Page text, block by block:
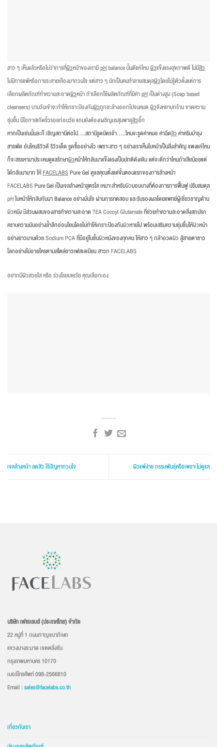
สาว ๆ เห็นแล้วหรือไม่ว่าการที่ผิวหน้าของเรามีpHbalance นั้นดีแค่ไหนผิวแข็งแรงสุขภาพดี ไม่มีสิว
ไม่มีการแพ้หรือการระคายเคืองมากวนใจ แต่สาว ๆ มักเป็นคนทำลายสมดุลผิวโดยไม่รู้ตัวตั้งแต่การ
เลือกผลิตภัณฑ์ทำความสะอาดผิวหน้า ถ้าเลือกใช้ผลิตภัณฑ์ที่มีค่าpHเป็นด่างสูง (Soap based
cleansers) นานวันเข้าจะทำให้เกราะป้องกันผิวถูกชะล้างออกไปจนหมด ผิวจึงหยาบกร้าน ขาดความ
ชุ่มชื้น มีโอกาสเกิดริ้วรอยก่อนวัย แถมยังต้องเผชิญมรสุมพายุสิวอี๊ก
หากเป็นเช่นนั้นละก็ เชิญสถานีต่อไป….สถานีรูดบัตรจ้า…..ไหนจะรูดค่าหมอ ค่าฉีดสิวค่าครีมบำรุง
สารพัด อันไหนรีวิวดี รีวิวเด็ด รูดซื้ออย่างไว เพราะสาว ๆ อย่างเราเห็นใบหน้าเป็นสิ่งสำคัญ แพงแค่ไหน
ก็จะสรรหามาประเคนดูแลรักษาผิวหน้าให้กลับมาแข็งแรงเป็นปกติดังเดิม แต่จะดีกว่าไหมถ้าเสียน้อยแต่
ได้กลับมามาก ให้FACELABSPure Gel ดูแลคุณตั้งแต่ขั้นตอนแรกของการล้างหน้า
FACELABSPure Gel เป็นเจลล้างหน้าสูตรใส เหมาะสำหรับผิวบอบบางที่ต้องการการฟื้นฟู ปรับสมดุล
pHใบหน้าให้กลับกับมา Balance อย่างมั่นใจ ผ่านการทดสอบ และรับรองผลโดยแพทย์ผู้เชี่ยวชาญด้าน
ผิวหนัง มีส่วนผสมของสารทำความสะอาด TEA Cocoyl Glutamateที่ช่วยทำความสะอาดสิ่งสกปรก
คราบความมันอย่างล้ำลึกอ่อนโยนโดยไม่ทำให้เกราะป้องกันผิวหายไป พร้อมเสริมความชุ่มชื้นให้ผิวหน้า
อย่างยาวนานด้วยSodium PCAที่มีอยู่ในชั้นผิวหนังของทุกคน ให้สาว ๆ กล้าอวดผิว สู้สายตาชาว
โลกอย่างไม่อายใครตามสไตล์ชาวเฟสเลเบียน สาวก FACELABS
อยากมีผิวสวยใส หรือ ร่วงโรยเลยวัย คุณเลือกเอง
เจลล้างหน้า ลดสิว ไร้ปัญหากวนใจ ผิวแพ้ง่าย กรรมพันธุ์หรือเพราะไม่ดูแล
บริษัท เฟซเเลบส์ (ประเทศไทย) จำกัด
22 หมู่ที่ 1 ถนนกาญจนาภิเษก
แขวงบางระมาด เขตตลิ่งชัน
กรุงเทพมหานคร 10170
เบอร์โทรศัพท์ 098-2566810
Email :sales@facelabs.co.th
เกี่ยวกับเรา